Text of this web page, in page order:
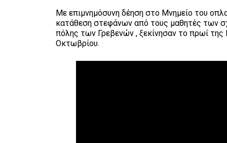
Με επιμνημόσυνη δέηση στο Μνημείο του
κατάθεση στεφάνων από τους μαθητές των
πόλης των Γρεβενών , ξεκίνησαν το πρωί της
Οκτωβρίου.